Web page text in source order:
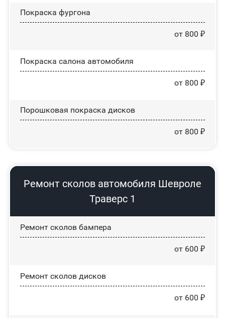
Покраска фургона
от 800 ₽
Покраска салона автомобиля
от 800 ₽
Порошковая покраска дисков
от 800 ₽
Ремонт сколов автомобиля Шевроле
Траверс 1
Ремонт сколов бампера
от 600 ₽
Ремонт сколов дисков
от 600 ₽